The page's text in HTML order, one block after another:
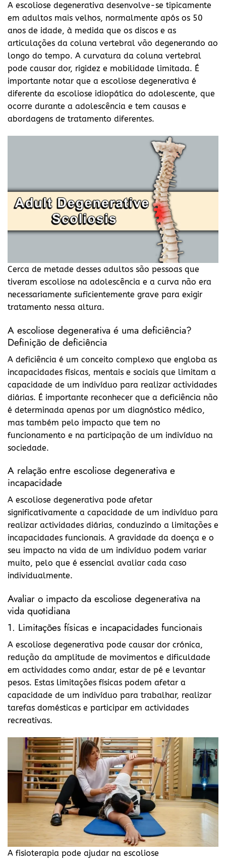
A escoliose degenerativa desenvolve-se tipicamente
em adultos mais velhos, normalmente após os 50
anos de idade, à medida que os discos e as
articulações da coluna vertebral vão degenerando ao
longo do tempo. A curvatura da coluna vertebral
pode causar dor, rigidez e mobilidade limitada. É
importante notar que a escoliose degenerativa é
diferente da escoliose idiopática do adolescente, que
ocorre durante a adolescência e tem causas e
abordagens de tratamento diferentes.
Cerca de metade desses adultos são pessoas que
tiveram escoliose na adolescência e a curva não era
necessariamente suficientemente grave para exigir
tratamento nessa altura.
A escoliose degenerativa é uma deficiência?
Definição de deficiência
A deficiência é um conceito complexo que engloba as
incapacidades físicas, mentais e sociais que limitam a
capacidade de um indivíduo para realizar actividades
diárias. É importante reconhecer que a deficiência não
é determinada apenas por um diagnóstico médico,
mas também pelo impacto que tem no
funcionamento e na participação de um indivíduo na
sociedade.
A relação entre escoliose degenerativa e
incapacidade
A escoliose degenerativa pode afetar
significativamente a capacidade de um indivíduo para
realizar actividades diárias, conduzindo a limitações e
incapacidades funcionais. A gravidade da doença e o
seu impacto na vida de um indivíduo podem variar
muito, pelo que é essencial avaliar cada caso
individualmente.
Avaliar o impacto da escoliose degenerativa na
vida quotidiana
1. Limitações físicas e incapacidades funcionais
A escoliose degenerativa pode causar dor crónica,
redução da amplitude de movimentos e dificuldade
em actividades como andar, estar de pé e levantar
pesos. Estas limitações físicas podem afetar a
capacidade de um indivíduo para trabalhar, realizar
tarefas domésticas e participar em actividades
recreativas.
A fisioterapia pode ajudar na escoliose